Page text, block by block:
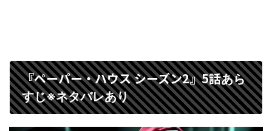
『ペーパー・ハウス シーズン2』5話あら
すじ※ネタバレあり